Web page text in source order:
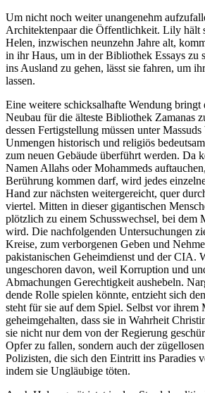
Um nicht noch weiter unangenehm
Architekten­paar die Öffent­lichkeit. Lily hält
Helen, inzwischen neun­zehn Jahre alt,
in ihr Haus, um in der Bibliothek Essays zu
ins Ausland zu gehen, lässt sie fahren, um
lassen.
Eine weitere schicksalhafte Wendung bringt
Neubau für die älteste Biblio­thek Zamanas
dessen Fertig­stellung müssen unter
Unmengen historisch und religiös
zum neuen Gebäude überführt werden. Da
Namen Allahs oder Moham­meds
Berührung kommen darf, wird jedes
Hand zur nächsten weiterge­reicht, quer
viertel. Mitten in dieser giganti­schen
plötzlich zu einem Schuss­wechsel, bei dem
wird. Die nachfol­genden Unter­suchun­gen
Kreise, zum verbor­genen Geben und
pakista­nischen Geheim­dienst und der CIA.
ungescho­ren davon, weil Korrup­tion und
Abmachungen Gerechtig­keit aushebeln.
dende Rolle spielen könnte, entzieht sich
steht für sie auf dem Spiel. Selbst vor ihrem
geheim­gehalten, dass sie in Wahrheit
sie nicht nur dem von der Regierung
Opfer zu fallen, sondern auch der
Polizisten, die sich den Eintritt ins Paradies
indem sie Ungläu­bige töten.